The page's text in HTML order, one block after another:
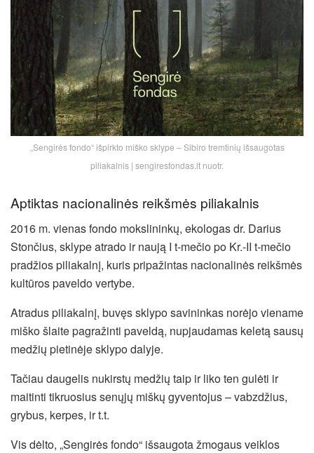
„Sengirės fondo“ išpirkto miško sklype – Sibiro tremtinių išsaugotas
piliakalnis | sengiresfondas.lt nuotr.
Aptiktas nacionalinės reikšmės piliakalnis
2016 m. vienas fondo mokslininkų, ekologas dr. Darius
Stončius, sklype atrado ir naują I t-mečio po Kr.-II t-mečio
pradžios piliakalnį, kuris pripažintas nacionalinės reikšmės
kultūros paveldo vertybe.
Atradus piliakalnį, buvęs sklypo savininkas norėjo viename
miško šlaite pagražinti paveldą, nupjaudamas keletą sausų
medžių pietinėje sklypo dalyje.
Tačiau daugelis nukirstų medžių taip ir liko ten gulėti ir
maitinti tikruosius senųjų miškų gyventojus – vabzdžius,
grybus, kerpes, ir t.t.
Vis dėlto, „Sengirės fondo“ išsaugota žmogaus veiklos